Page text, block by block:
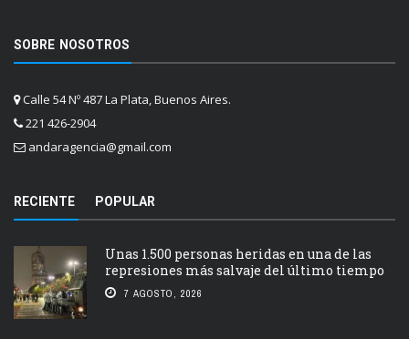
SOBRE NOSOTROS
Calle 54 Nº 487 La Plata, Buenos Aires.
221 426-2904
andaragencia@gmail.com
RECIENTE POPULAR
Unas 1.500 personas heridas en una de las
represiones más salvaje del último tiempo
7 AGOSTO, 2026